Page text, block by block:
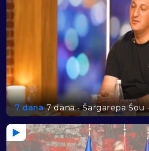
7 dana 7 dana - Šargarepa Šou